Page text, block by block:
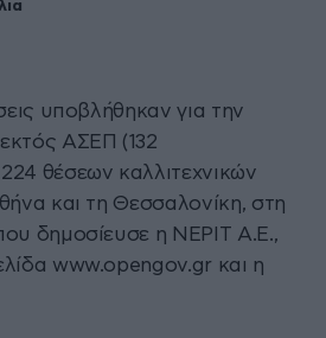
υποβλήθηκαν για την
ΑΣΕΠ (132
θέσεων καλλιτεχνικών
και τη Θεσσαλονίκη, στη
δημοσίευσε η ΝΕΡΙΤ Α.Ε.,
www.opengov.gr και η